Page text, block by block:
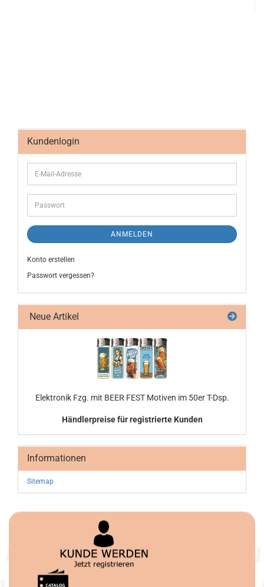
Kundenlogin
ANMELDEN
Konto erstellen
Passwort vergessen?
Neue Artikel
Elek­tro­nik Fzg. mit BEER FEST Mo­ti­ven im 50er T-Dsp.
Händlerpreise für registrierte Kunden
Informationen
Sitemap